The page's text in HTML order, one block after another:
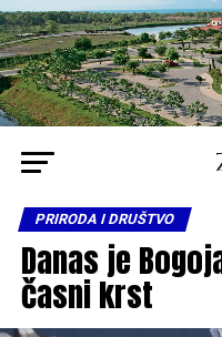
PRIRODA I DRUŠTVO
Danas je
časni krst